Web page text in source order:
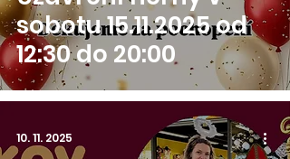
sobotu 15.11.2025 od
12:30 do 20:00
10. 11. 2025